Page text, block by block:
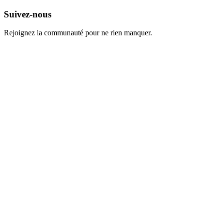
Suivez-nous
Rejoignez la communauté pour ne rien manquer.